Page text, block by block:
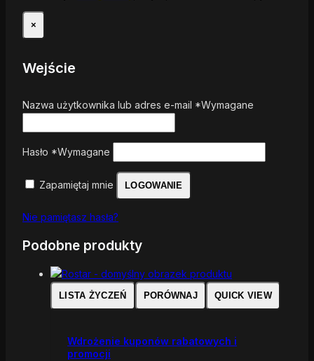
×
Wejście
Nazwa użytkownika lub adres e-mail *Wymagane
Hasło *Wymagane
Zapamiętaj mnie LOGOWANIE
Nie pamiętasz hasła?
Podobne produkty
LISTA ŻYCZEŃ PORÓWNAJ QUICK VIEW
Wdrożenie kuponów rabatowych i
promocji